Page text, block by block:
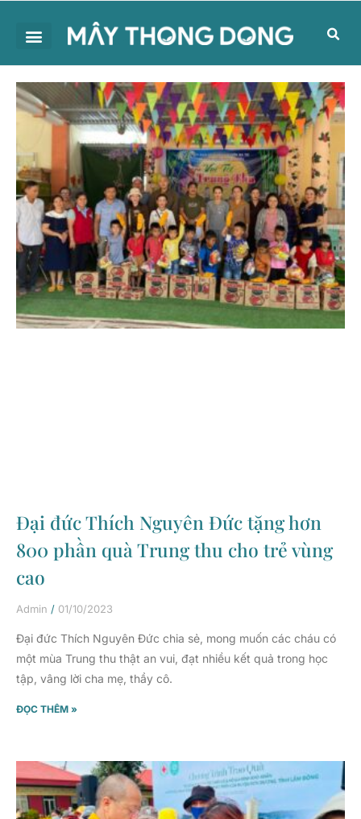
Đại đức Thích Nguyên Đức tặng hơn
800 phần quà Trung thu cho trẻ vùng
cao
Admin 01/10/2023
Đại đức Thích Nguyên Đức chia sẻ, mong muốn các cháu có
một mùa Trung thu thật an vui, đạt nhiều kết quả trong học
tập, vâng lời cha mẹ, thầy cô.
ĐỌC THÊM »